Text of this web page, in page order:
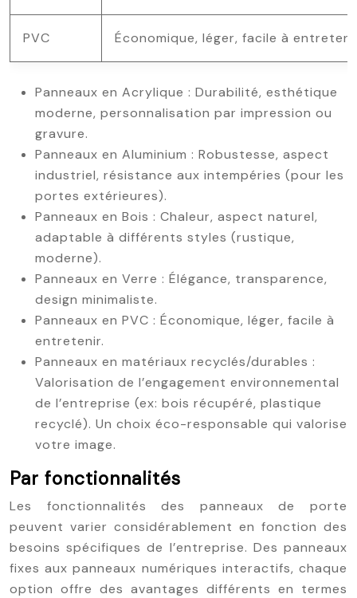
PVC Économique, léger, facile à
Panneaux en Acrylique : Durabilité, esthétique
moderne, personnalisation par impression ou
gravure.
Panneaux en Aluminium : Robustesse, aspect
industriel, résistance aux intempéries (pour les
portes extérieures).
Panneaux en Bois : Chaleur, aspect naturel,
adaptable à différents styles (rustique,
moderne).
Panneaux en Verre : Élégance, transparence,
design minimaliste.
Panneaux en PVC : Économique, léger, facile à
entretenir.
Panneaux en matériaux recyclés/durables :
Valorisation de l’engagement environnemental
de l’entreprise (ex: bois récupéré, plastique
recyclé). Un choix éco-responsable qui valorise
votre image.
Par fonctionnalités
Les fonctionnalités des panneaux de porte
peuvent varier considérablement en fonction des
besoins spécifiques de l’entreprise. Des panneaux
fixes aux panneaux numériques interactifs, chaque
option offre des avantages différents en termes